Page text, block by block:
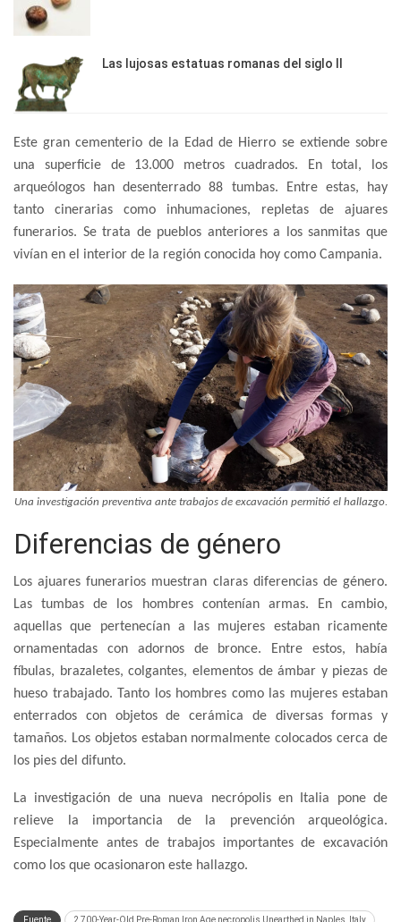
Las lujosas estatuas romanas del siglo II
Este gran cementerio de la Edad de Hierro se extiende sobre
una superficie de 13.000 metros cuadrados. En total, los
arqueólogos han desenterrado 88 tumbas. Entre estas, hay
tanto cinerarias como inhumaciones, repletas de ajuares
funerarios. Se trata de pueblos anteriores a los sanmitas que
vivían en el interior de la región conocida hoy como Campania.
Una investigación preventiva ante trabajos de excavación permitió el hallazgo.
Diferencias de género
Los ajuares funerarios muestran claras diferencias de género.
Las tumbas de los hombres contenían armas. En cambio,
aquellas que pertenecían a las mujeres estaban ricamente
ornamentadas con adornos de bronce. Entre estos, había
fíbulas, brazaletes, colgantes, elementos de ámbar y piezas de
hueso trabajado. Tanto los hombres como las mujeres estaban
enterrados con objetos de cerámica de diversas formas y
tamaños. Los objetos estaban normalmente colocados cerca de
los pies del difunto.
La investigación de una nueva necrópolis en Italia pone de
relieve la importancia de la prevención arqueológica.
Especialmente antes de trabajos importantes de excavación
como los que ocasionaron este hallazgo.
Fuente 2,700-Year-Old Pre-Roman Iron Age necropolis Unearthed in Naples, Italy